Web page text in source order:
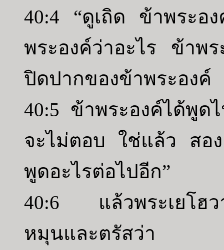
40:4 “ดูเถิด ข้าพระอ
พระองค์ว่าอะไร ข้าพร
ปิดปากของข้าพระองค์
40:5 ข้าพระองค์ได้พูด
จะไม่ตอบ ใช่แล้ว สอ
พูดอะไรต่อไปอีก”
40:6 แล้วพระเยโฮว
หมุนและตรัสว่า